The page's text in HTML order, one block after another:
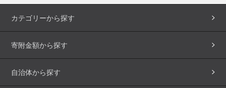
カテゴリーから探す
寄附金額から探す
自治体から探す